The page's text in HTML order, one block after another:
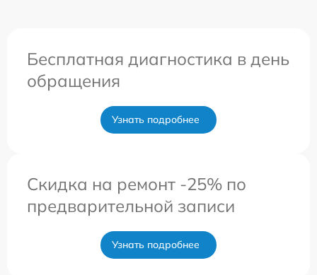
Бесплатная диагностика в день
обращения
Узнать подробнее
Скидка на ремонт -25% по
предварительной записи
Узнать подробнее